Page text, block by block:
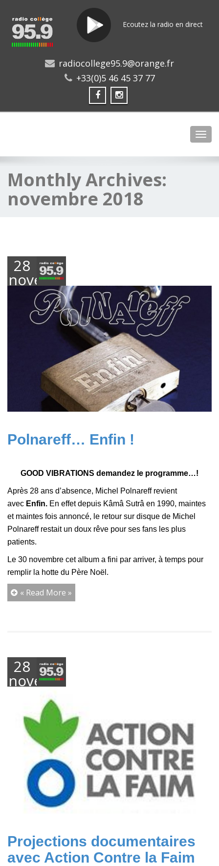
Ecoutez la radio en direct
radiocollege95.9@orange.fr
+33(0)5 46 45 37 77
Monthly Archives:
novembre 2018
28
novembre
2018
Polnareff… Enfin !
GOOD VIBRATIONS demandez le programme…!
Après 28 ans d’absence, Michel Polnareff revient
avec Enfin. En effet depuis Kâmâ Sutrâ en 1990, maintes
et maintes fois annoncé, le retour sur disque de Michel
Polnareff restait un doux rêve pour ses fans les plus
patients.
Le 30 novembre cet album a fini par arriver, à temps pour
remplir la hotte du Père Noël.
« Read More »
28
novembre
Projections documentaires
avec Action Contre la Faim